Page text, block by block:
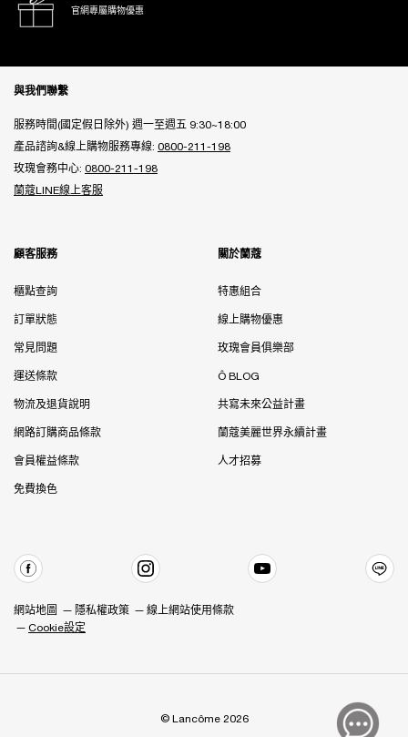
官網專屬購物優惠
與我們聯繫
服務時間(國定假日除外) 週一至週五 9:30~18:00
產品諮詢&線上購物服務專線: 0800-211-198
玫瑰會務中心: 0800-211-198
蘭蔻LINE線上客服
顧客服務
櫃點查詢
訂單狀態
常見問題
運送條款
物流及退貨說明
網路訂購商品條款
會員權益條款
免費換色
關於蘭蔻
特惠組合
線上購物優惠
玫瑰會員俱樂部
Ô BLOG
共寫未來公益計畫
蘭蔻美麗世界永續計畫
人才招募
網站地圖 隱私權政策
線上網站使用條款
Cookie設定
© Lancôme 2026